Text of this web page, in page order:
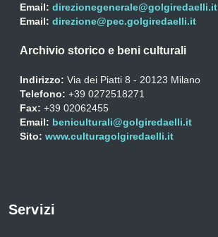
Email: direzionegenerale@golgiredaelli.it
Email: direzione@pec.golgiredaelli.it
Archivio storico e beni culturali
Indirizzo: Via dei Piatti 8 - 20123 Milano
Telefono: +39 0272518271
Fax: +39 02062455
Email: beniculturali@golgiredaelli.it
Sito: www.culturagolgiredaelli.it
Servizi